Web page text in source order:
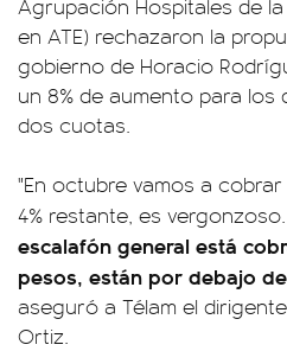
Agrupación Hospitales de
en ATE) rechazaron la
gobierno de Horacio
un 8% de aumento para
dos cuotas.
"En octubre vamos a
4% restante, es vergonzoso.
escalafón general está
pesos, están por debajo
aseguró a Télam el
Ortiz.